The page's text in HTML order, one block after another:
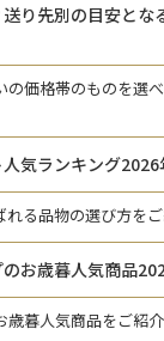
り先別の目安とな
の価格帯のものを選
気ランキング2026
る品物の選び方をご
お歳暮人気商品
暮人気商品をご紹介